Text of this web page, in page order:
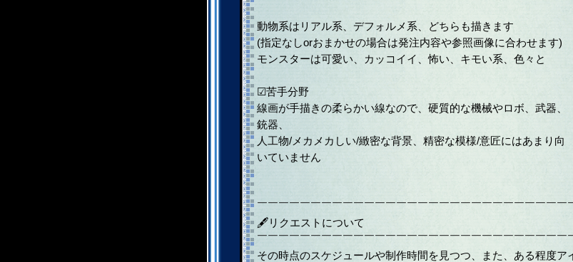
動物系はリアル系、デフォルメ系、どちらも描きます
(指定なしorおまかせの場合は発注内容や参照画像に合わせます)
モンスターは可愛い、カッコイイ、怖い、キモい系、色々と
☑苦手分野
線画が手描きの柔らかい線なので、硬質的な機械やロボ、武器、
銃器、
人工物/メカメカしい/緻密な背景、精密な模様/意匠にはあまり向
いていません
￣￣￣￣￣￣￣￣￣￣￣￣￣￣￣￣￣￣￣￣￣￣￣￣￣￣￣￣￣
🖋リクエストについて
￣￣￣￣￣￣￣￣￣￣￣￣￣￣￣￣￣￣￣￣￣￣￣￣￣￣￣￣￣
その時点のスケジュールや制作時間を見つつ、また、ある程度ア